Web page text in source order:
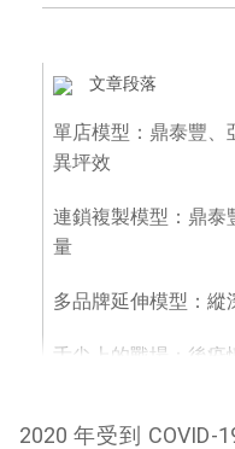
文章段落
單店模型：鼎泰豐、
異坪效
連鎖複製模型：鼎泰
量
多品牌延伸模型：縱
舌尖上的戰場：後疫
2020 年受到 COVID-